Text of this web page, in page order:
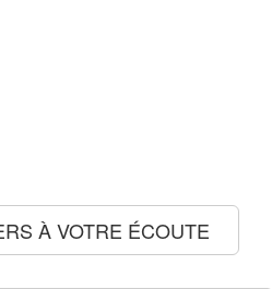
À VOTRE ÉCOUTE